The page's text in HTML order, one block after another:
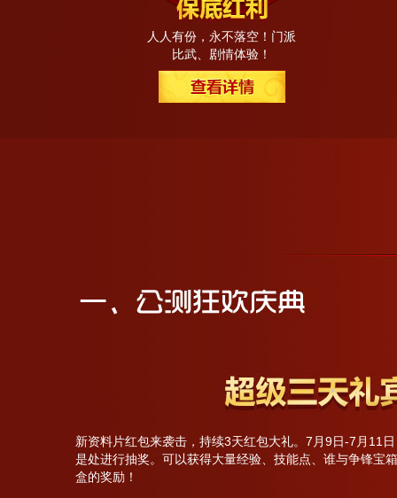
古董级玩家专属，上线有
礼，登录即增值！
新资料片红包来袭击，持续3天红包大礼。7月9日-7月11
是处进行抽奖。可以获得大量经验、技能点、谁与争锋宝
盒的奖励！